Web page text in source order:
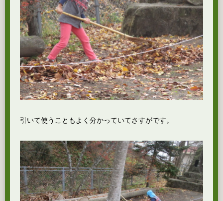
引いて使うこともよく分かっていてさすがです。